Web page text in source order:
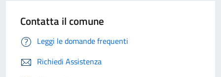
Contatta il comune
Leggi le domande frequenti
Richiedi Assistenza